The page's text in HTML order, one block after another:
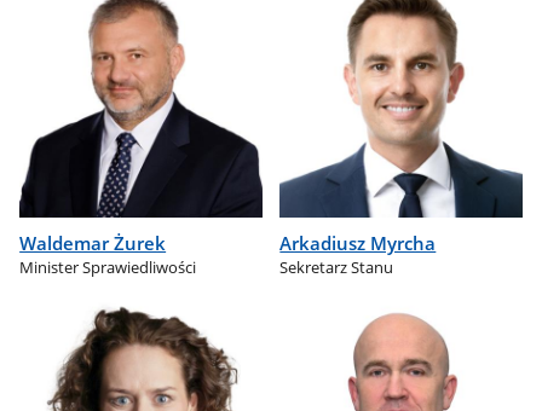
Waldemar Żurek
Minister Sprawiedliwości
Arkadiusz Myrcha
Sekretarz Stanu